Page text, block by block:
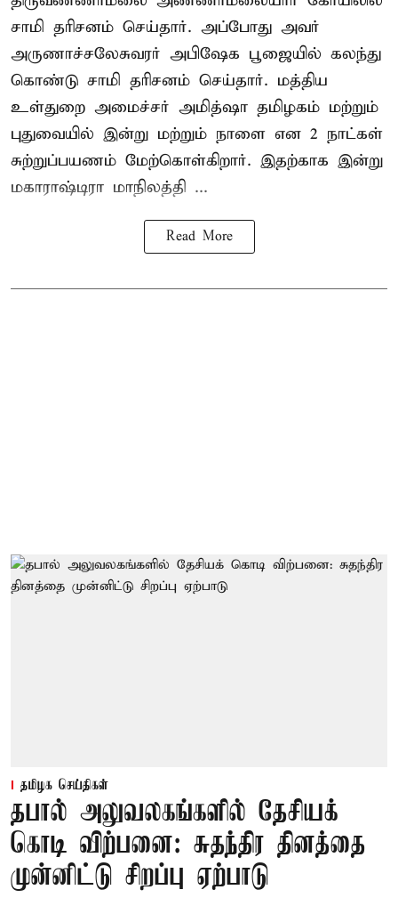
சாமி தரிசனம் செய்தார். அப்போது அவர்
அருணாச்சலேசுவரர் அபிஷேக பூஜையில் கலந்து
கொண்டு சாமி தரிசனம் செய்தார். மத்திய
உள்துறை அமைச்சர் அமித்ஷா தமிழகம் மற்றும்
புதுவையில் இன்று மற்றும் நாளை என 2 நாட்கள்
சுற்றுப்பயணம் மேற்கொள்கிறார். இதற்காக இன்று
மகாராஷ்டிரா மாநிலத்தி ...
Read More
தமிழக செய்திகள்
தபால் அலுவலகங்களில் தேசியக்
கொடி விற்பனை: சுதந்திர தினத்தை
முன்னிட்டு சிறப்பு ஏற்பாடு